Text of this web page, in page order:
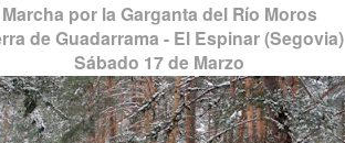
Marcha por la Garganta del Río Moros
de Guadarrama - El Espinar (Segovia)
Sábado 17 de Marzo